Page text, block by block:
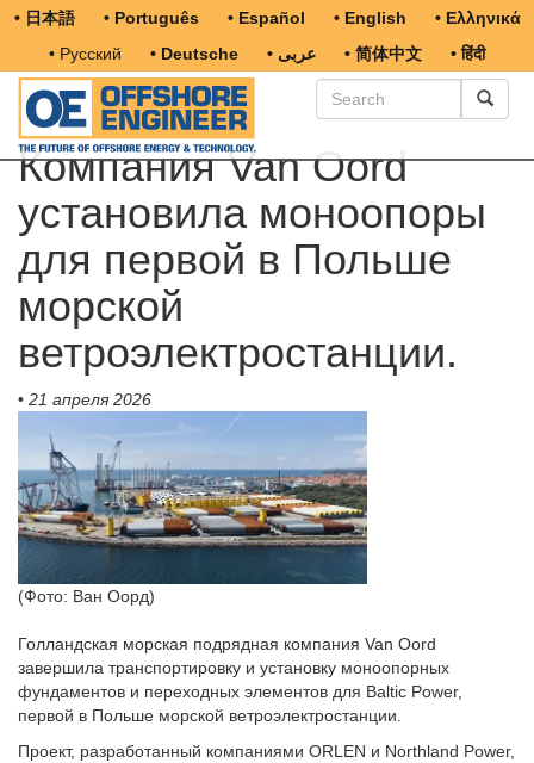
• 日本語 • Português • Español • English
• Ελληνικά
• Русский
• Deutsche • عربى • 简体中文 • हिंदी
Компания Van Oord
установила моноопоры
для первой в Польше
морской
ветроэлектростанции.
• 21 апреля 2026
(Фото: Ван Оорд)
Голландская морская подрядная компания Van Oord
завершила транспортировку и установку моноопорных
фундаментов и переходных элементов для Baltic Power,
первой в Польше морской ветроэлектростанции.
Проект, разработанный компаниями ORLEN и Northland Power,